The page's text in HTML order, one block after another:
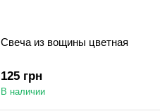
Свеча из вощины цветная
125 грн
В наличии